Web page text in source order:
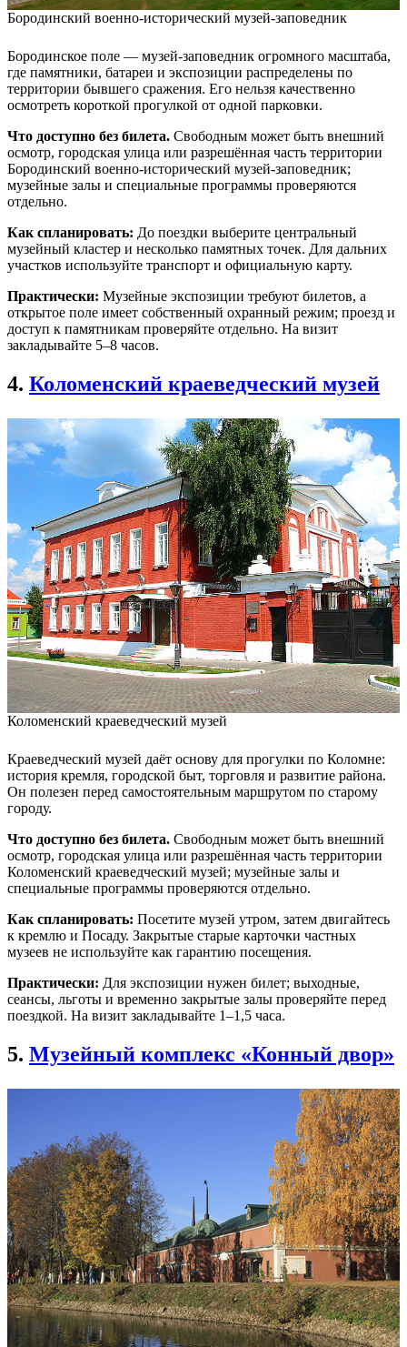
Бородинский военно-исторический музей-заповедник
Бородинское поле — музей-заповедник огромного масштаба,
где памятники, батареи и экспозиции распределены по
территории бывшего сражения. Его нельзя качественно
осмотреть короткой прогулкой от одной парковки.
Что доступно без билета. Свободным может быть внешний
осмотр, городская улица или разрешённая часть территории
Бородинский военно-исторический музей-заповедник;
музейные залы и специальные программы проверяются
отдельно.
Как спланировать: До поездки выберите центральный
музейный кластер и несколько памятных точек. Для дальних
участков используйте транспорт и официальную карту.
Практически: Музейные экспозиции требуют билетов, а
открытое поле имеет собственный охранный режим; проезд и
доступ к памятникам проверяйте отдельно. На визит
закладывайте 5–8 часов.
4. Коломенский краеведческий музей
Коломенский краеведческий музей
Краеведческий музей даёт основу для прогулки по Коломне:
история кремля, городской быт, торговля и развитие района.
Он полезен перед самостоятельным маршрутом по старому
городу.
Что доступно без билета. Свободным может быть внешний
осмотр, городская улица или разрешённая часть территории
Коломенский краеведческий музей; музейные залы и
специальные программы проверяются отдельно.
Как спланировать: Посетите музей утром, затем двигайтесь
к кремлю и Посаду. Закрытые старые карточки частных
музеев не используйте как гарантию посещения.
Практически: Для экспозиции нужен билет; выходные,
сеансы, льготы и временно закрытые залы проверяйте перед
поездкой. На визит закладывайте 1–1,5 часа.
5. Музейный комплекс «Конный двор»